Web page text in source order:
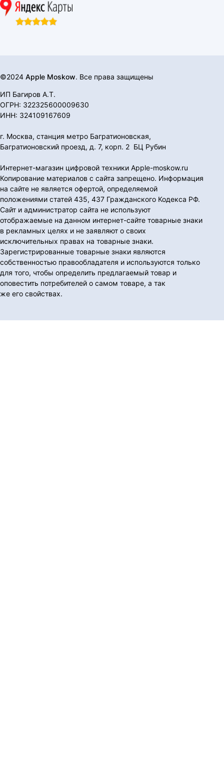
©2024 Apple Moskow. Все права защищены
ИП Багиров А.Т.
ОГРН: 322325600009630
ИНН: 324109167609
г. Москва, станция метро Багратионовская,
Багратионовский проезд, д. 7, корп. 2 БЦ Рубин
Интернет-магазин цифровой техники Apple-moskow.ru
Копирование материалов с сайта запрещено. Информация
на сайте не является офертой, определяемой
положениями статей 435, 437 Гражданского Кодекса РФ.
Сайт и администратор сайта не используют
отображаемые на данном интернет-сайте товарные знаки
в рекламных целях и не заявляют о своих
исключительных правах на товарные знаки.
Зарегистрированные товарные знаки являются
собственностью правообладателя и используются только
для того, чтобы определить предлагаемый товар и
оповестить потребителей о самом товаре, а так
же его свойствах.